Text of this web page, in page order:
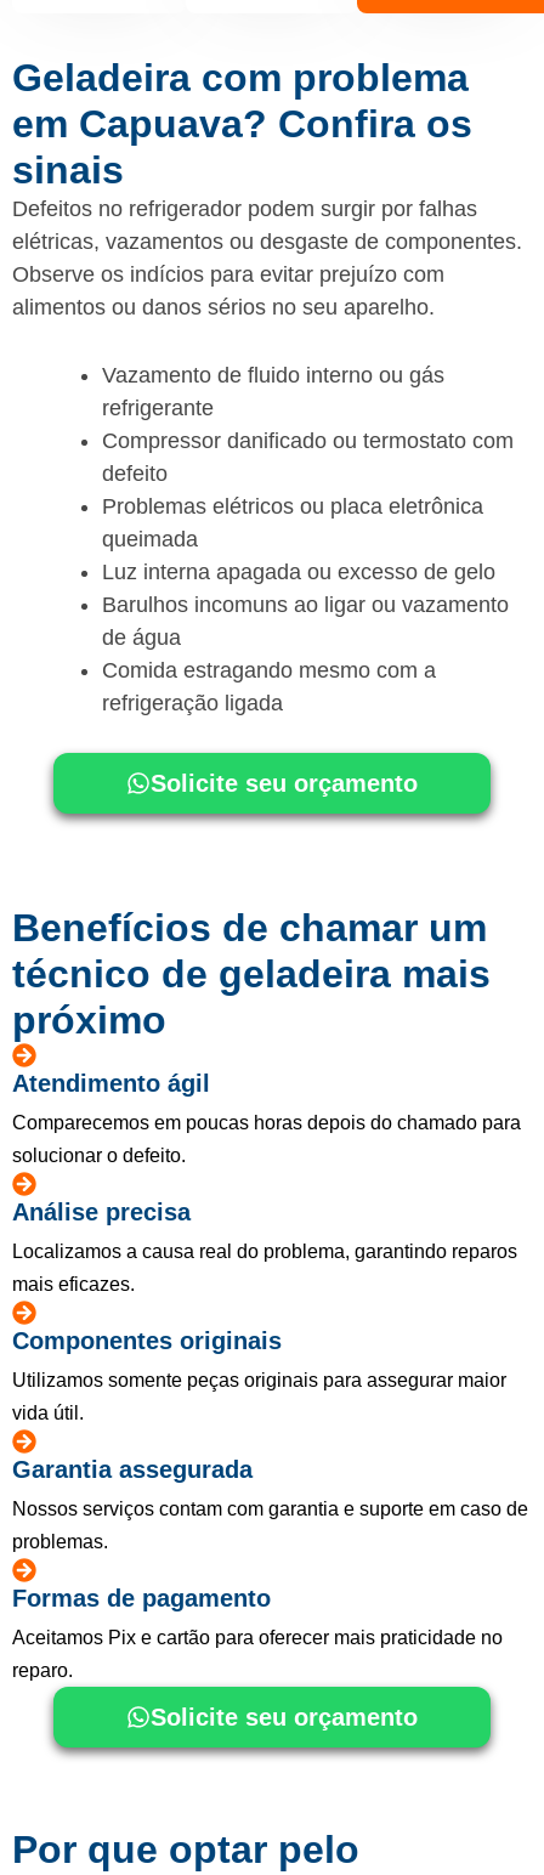
Geladeira com problema
em Capuava? Confira os
sinais
Defeitos no refrigerador podem surgir por falhas
elétricas, vazamentos ou desgaste de componentes.
Observe os indícios para evitar prejuízo com
alimentos ou danos sérios no seu aparelho.
Vazamento de fluido interno ou gás
refrigerante
Compressor danificado ou termostato com
defeito
Problemas elétricos ou placa eletrônica
queimada
Luz interna apagada ou excesso de gelo
Barulhos incomuns ao ligar ou vazamento
de água
Comida estragando mesmo com a
refrigeração ligada
Solicite seu orçamento
Benefícios de chamar um
técnico de geladeira mais
próximo
Atendimento ágil
Comparecemos em poucas horas depois do chamado para
solucionar o defeito.
Análise precisa
Localizamos a causa real do problema, garantindo reparos
mais eficazes.
Componentes originais
Utilizamos somente peças originais para assegurar maior
vida útil.
Garantia assegurada
Nossos serviços contam com garantia e suporte em caso de
problemas.
Formas de pagamento
Aceitamos Pix e cartão para oferecer mais praticidade no
reparo.
Solicite seu orçamento
Por que optar pelo